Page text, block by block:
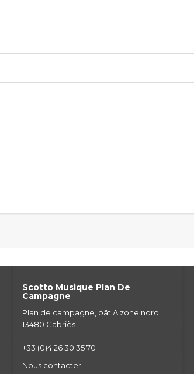
Scotto Musique Plan De
Campagne
Plan de campagne, bât A zone nord
13480 Cabriès
+33 (0)4 26 30 35 70
Nous contacter